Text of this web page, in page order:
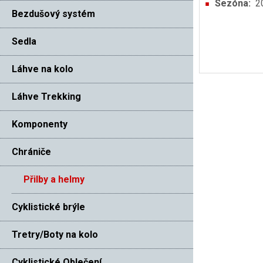
Bezdušový systém
Sedla
Láhve na kolo
Láhve Trekking
Komponenty
Chrániče
Přilby a helmy
Cyklistické brýle
Tretry/Boty na kolo
Sezóna: